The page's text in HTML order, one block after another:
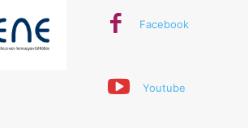
Facebook
Youtube